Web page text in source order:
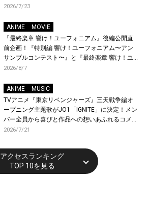
2026/7/23
ANIME
MOVIE
『最終楽章 響け！ユーフォニアム』後編公開直
前企画！『特別編 響け！ユーフォニアム〜アン
サンブルコンテスト〜』と『最終楽章 響け！ユ
ーフォニアム』前編の一挙上映が決定！
2026/8/7
ANIME
MUSIC
TVアニメ『東京リベンジャーズ』三天戦争編オ
ープニング主題歌がJO1「IGNITE」に決定！メン
バー全員から喜びと作品への想いあふれるコメン
トが到着！9月に東京・大阪で先行上映会を開
2026/7/21
アクセスランキング
TOP 10を見る